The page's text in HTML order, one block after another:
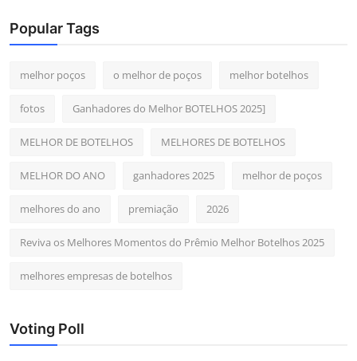
Popular Tags
melhor poços o melhor de poços melhor botelhos
fotos Ganhadores do Melhor BOTELHOS 2025]
MELHOR DE BOTELHOS MELHORES DE BOTELHOS
MELHOR DO ANO ganhadores 2025 melhor de poços
melhores do ano premiação 2026
Reviva os Melhores Momentos do Prêmio Melhor Botelhos 2025
melhores empresas de botelhos
Voting Poll